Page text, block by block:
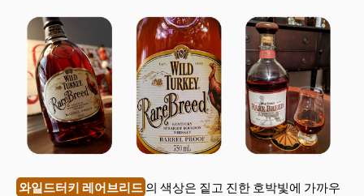
와일드터키 레어브리드 의 색상은 짙고 진한 호박빛에 가까우